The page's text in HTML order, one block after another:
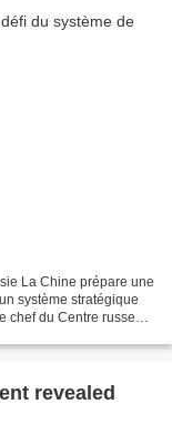
La Chine prépare une
système stratégique
chef du Centre russe
revealed